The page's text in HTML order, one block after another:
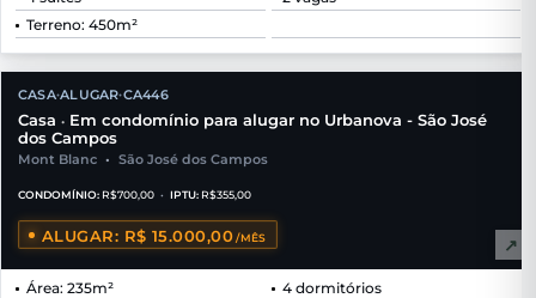
Terreno: 450m²
CASA•ALUGAR•CA446
Casa • Em condomínio para alugar no Urbanova - São José
dos Campos
Mont Blanc • São José dos Campos
CONDOMÍNIO: R$700,00 • IPTU: R$355,00
ALUGAR: R$ 15.000,00 /MÊS ↗
Área: 235m²
4 dormitórios